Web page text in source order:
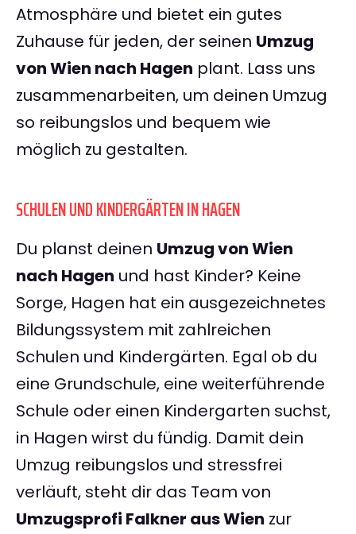
Atmosphäre und bietet ein gutes
Zuhause für jeden, der seinen Umzug
von Wien nach Hagen plant. Lass uns
zusammenarbeiten, um deinen Umzug
so reibungslos und bequem wie
möglich zu gestalten.
SCHULEN UND KINDERGÄRTEN IN HAGEN
Du planst deinen Umzug von Wien
nach Hagen und hast Kinder? Keine
Sorge, Hagen hat ein ausgezeichnetes
Bildungssystem mit zahlreichen
Schulen und Kindergärten. Egal ob du
eine Grundschule, eine weiterführende
Schule oder einen Kindergarten suchst,
in Hagen wirst du fündig. Damit dein
Umzug reibungslos und stressfrei
verläuft, steht dir das Team von
Umzugsprofi Falkner aus Wien zur